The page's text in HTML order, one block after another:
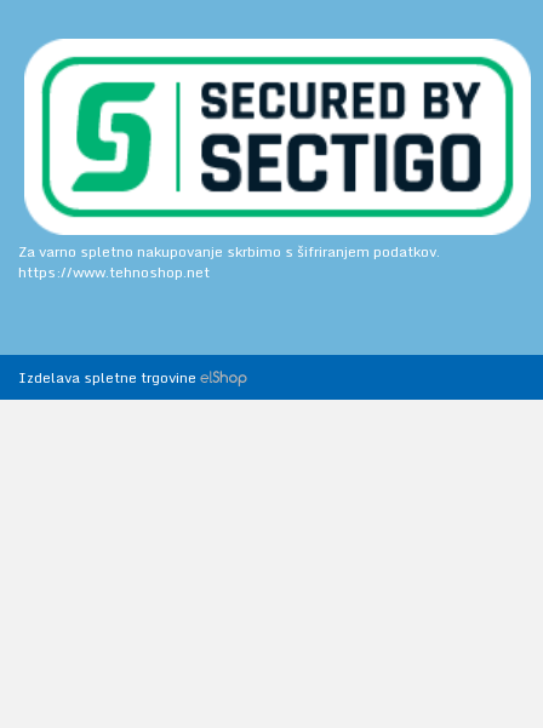
Za varno spletno nakupovanje skrbimo s šifriranjem podatkov.
https://www.tehnoshop.net
Izdelava spletne trgovine